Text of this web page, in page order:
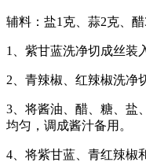
辅料：盐1克、蒜2克、
1、紫甘蓝洗净切成丝装
2、青辣椒、红辣椒洗净
3、将酱油、醋、糖、盐
均匀，调成酱汁备用。
4、将紫甘蓝、青红辣椒